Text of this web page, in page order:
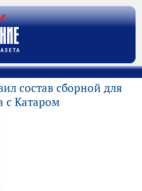
состав сборной для
с Катаром